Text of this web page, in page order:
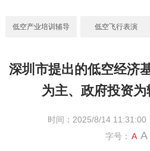
低空产业培训辅导 低空飞行表演
深圳市提出的低空经济
为主、政府投资
时间：2025/8/14 11:31:00
字号： A A